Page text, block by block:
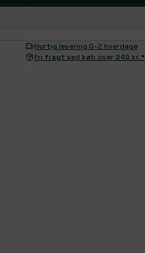
Hurtig levering 0-2 hverdage
Fri fragt ved køb over 249 kr.*